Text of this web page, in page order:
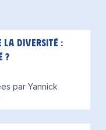
la diversité :
?
par Yannick